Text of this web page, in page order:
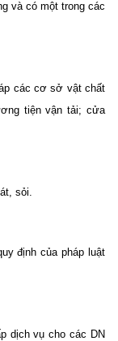
và có một trong các
các cơ sở vật chất
tiện vận tải; cửa
sỏi.
định của pháp luật
dịch vụ cho các DN